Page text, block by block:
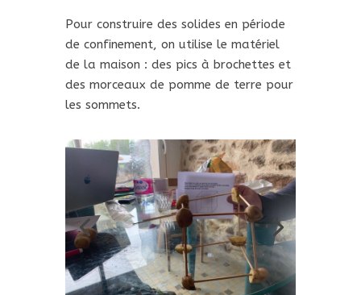
Pour construire des solides en période
de confinement, on utilise le matériel
de la maison : des pics à brochettes et
des morceaux de pomme de terre pour
les sommets.